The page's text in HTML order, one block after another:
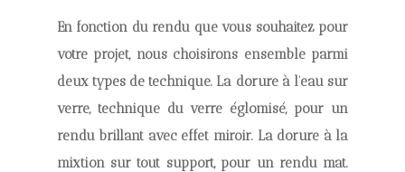
En fonction du rendu que vous souhaitez pour
votre projet, nous choisirons ensemble parmi
deux types de technique. La dorure à l’eau sur
verre, technique du verre églomisé, pour un
rendu brillant avec effet miroir. La dorure à la
mixtion sur tout support, pour un rendu mat.